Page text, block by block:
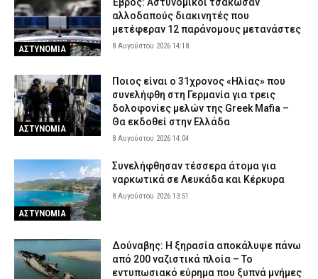
ΑΣΤΥΝΟΜΙΑ
αλλοδαπούς διακινητές που
μετέφεραν 12 παράνομους μετανάστες
8 Αυγούστου 2026 14:18
ΑΣΤΥΝΟΜΙΑ
Ποιος είναι ο 31χρονος «Ηλίας» που
συνελήφθη στη Γερμανία για τρεις
δολοφονίες μελών της Greek Mafia –
Θα εκδοθεί στην Ελλάδα
8 Αυγούστου 2026 14:04
ΑΣΤΥΝΟΜΙΑ
Συνελήφθησαν τέσσερα άτομα για
ναρκωτικά σε Λευκάδα και Κέρκυρα
8 Αυγούστου 2026 13:51
Δούναβης: Η ξηρασία αποκάλυψε πάνω
από 200 ναζιστικά πλοία – Το
εντυπωσιακό εύρημα που ξυπνά μνήμες